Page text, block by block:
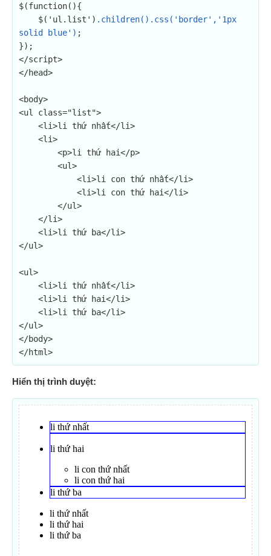
$(function(){
    $('ul.list')
.children().css('border','1px
solid blue') ;
});
</script>
</head>
<body>
<ul class="list">
</ul>
<ul>
</ul>
</body>
</html>
Hiển thị trình duyệt: